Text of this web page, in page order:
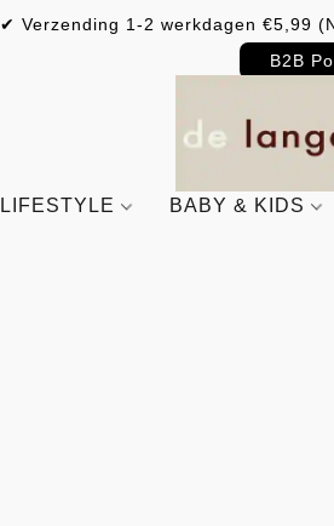
✔ Verzending 1-2 werkdagen €5,99
B2B
LIFESTYLE BABY & KIDS